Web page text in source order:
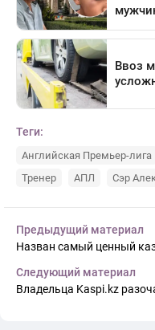
Теги:
Английская Премьер-лига
Тренер
АПЛ Сэр
Предыдущий материал
Назван самый ценный
Следующий материал
Владельца Kaspi.kz